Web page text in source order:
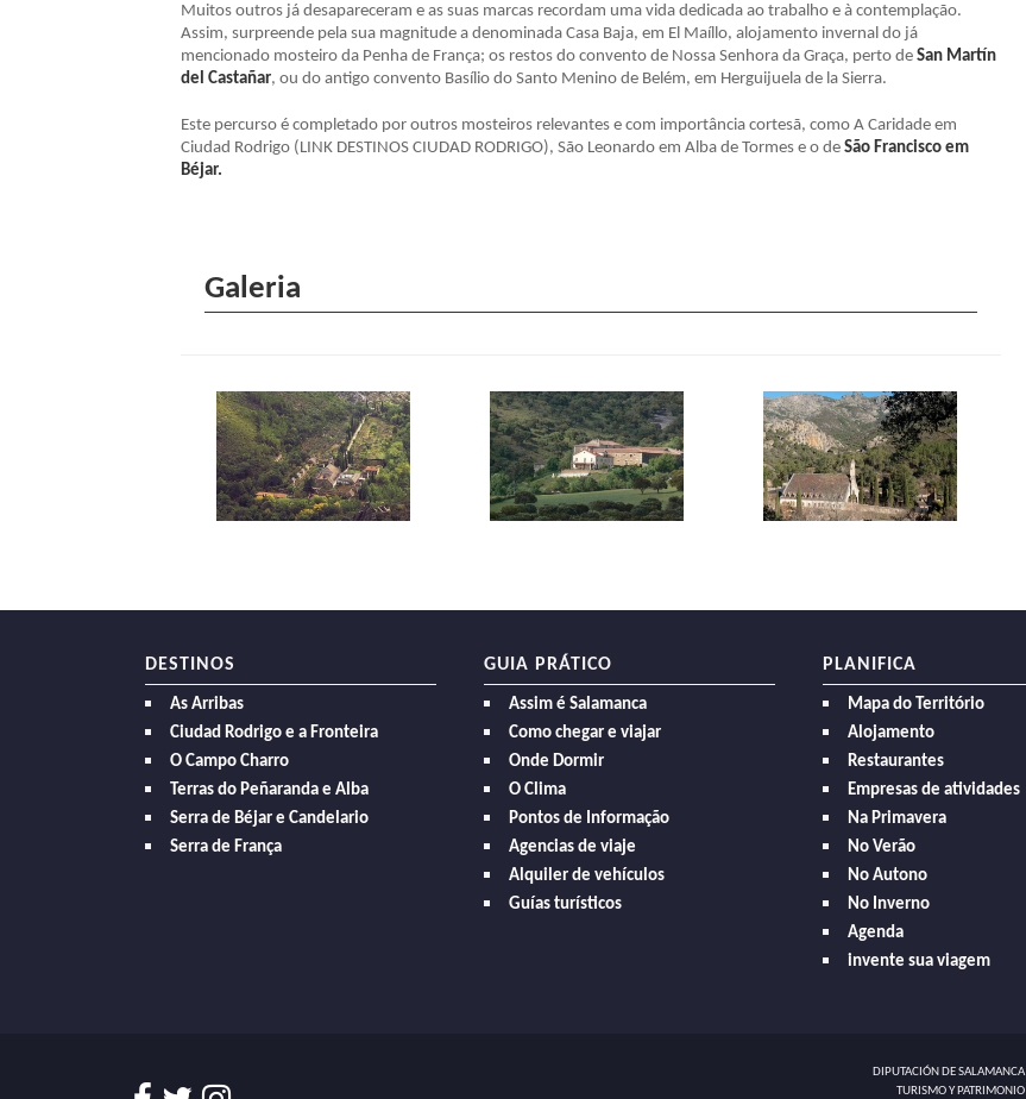
Muitos outros já desapareceram e as suas marcas recordam uma vida dedicada ao trabalho e à contemplação.
Assim, surpreende pela sua magnitude a denominada Casa Baja, em El Maíllo, alojamento invernal do já
mencionado mosteiro da Penha de França; os restos do convento de Nossa Senhora da Graça, perto de San Martín
del Castañar, ou do antigo convento Basílio do Santo Menino de Belém, em Herguijuela de la Sierra.
Este percurso é completado por outros mosteiros relevantes e com importância cortesã, como A Caridade em
Ciudad Rodrigo (LINK DESTINOS CIUDAD RODRIGO), São Leonardo em Alba de Tormes e o de São Francisco em
Béjar.
Galeria
DESTINOS
As Arribas
Ciudad Rodrigo e a Fronteira
O Campo Charro
Terras do Peñaranda e Alba
Serra de Béjar e Candelario
Serra de França
GUIA PRÁTICO
Assim é Salamanca
Como chegar e viajar
Onde Dormir
O Clima
Pontos de Informação
Agencias de viaje
Alquiler de vehículos
Guías turísticos
PLANIFICA
Mapa do Território
Alojamento
Restaurantes
Empresas de atividades
Na Primavera
No Verão
No Autono
No Inverno
Agenda
invente sua viagem
DIPUTACIÓN DE SALAMANCA
TURISMO Y PATRIMONIO